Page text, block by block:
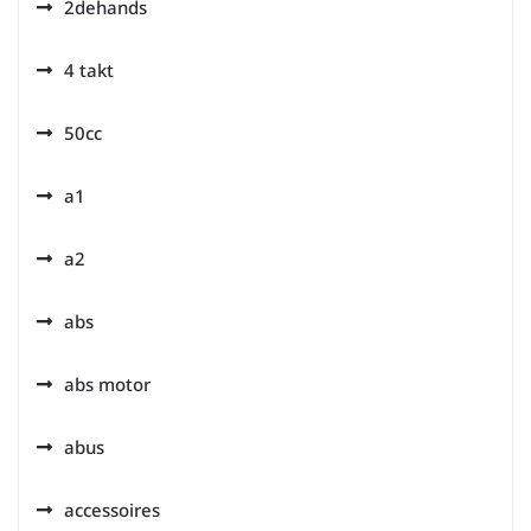
2dehands
4 takt
50cc
a1
a2
abs
abs motor
abus
accessoires